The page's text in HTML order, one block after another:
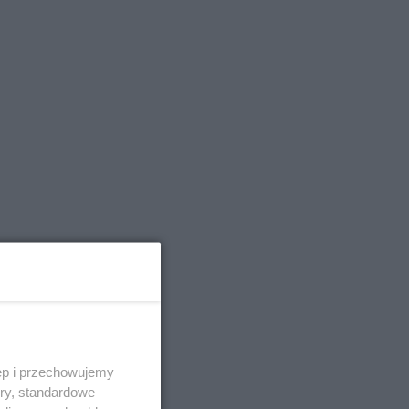
i przechowujemy
standardowe